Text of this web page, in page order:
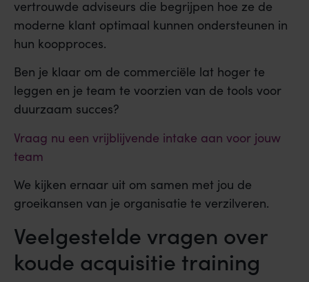
vertrouwde adviseurs die begrijpen hoe ze de
moderne klant optimaal kunnen ondersteunen in
hun koopproces.
Ben je klaar om de commerciële lat hoger te
leggen en je team te voorzien van de tools voor
duurzaam succes?
Vraag nu een vrijblijvende intake aan voor jouw
team
We kijken ernaar uit om samen met jou de
groeikansen van je organisatie te verzilveren.
Veelgestelde vragen over
koude acquisitie training